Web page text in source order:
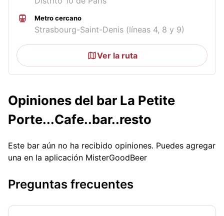
Metro cercano
Strasbourg-Saint-Denis (líneas 4, 8 y 9)
Ver la ruta
Opiniones del bar La Petite
Porte...Cafe..bar..resto
Este bar aún no ha recibido opiniones. Puedes agregar
una en la aplicación MisterGoodBeer
Preguntas frecuentes